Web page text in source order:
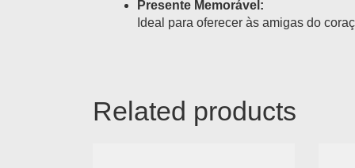
Presente Memorável:
Ideal para oferecer às amigas do
Related products